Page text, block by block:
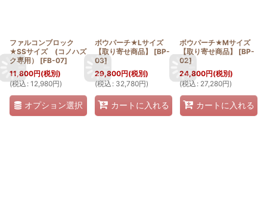
ファルコンブロック
★SSサイズ (コノハズ
ク専用）
[FB-07]
11,800円(税別)
(税込 : 12,980円)
オプション選択
ボウパーチ★Lサイズ
【取り寄せ商品】
[BP-
03]
29,800円(税別)
(税込 : 32,780円)
カートに入れる
ボウパーチ★Mサイズ
【取り寄せ商品】
[BP-
02]
24,800円(税別)
(税込 : 27,280円)
カートに入れる